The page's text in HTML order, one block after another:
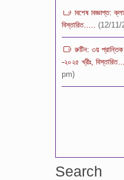
বিস্তারিত….. (12/
রুটিন: ৩য় প্রান্তিক
-২০২৫ খ্রীঃ,
pm)
Search